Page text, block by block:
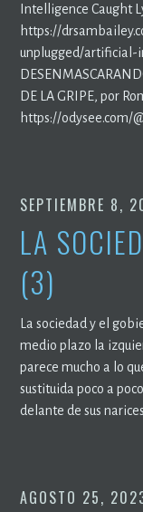
Intelligence Caught
https://
unplugged/artificial-
DE LA GRIPE, por
https://odysee.com/
SEPTIEMBRE 8,
LA
(3)
La sociedad y el
medio plazo la
parece mucho a lo
sustituida poco a
delante de sus
AGOSTO 25,